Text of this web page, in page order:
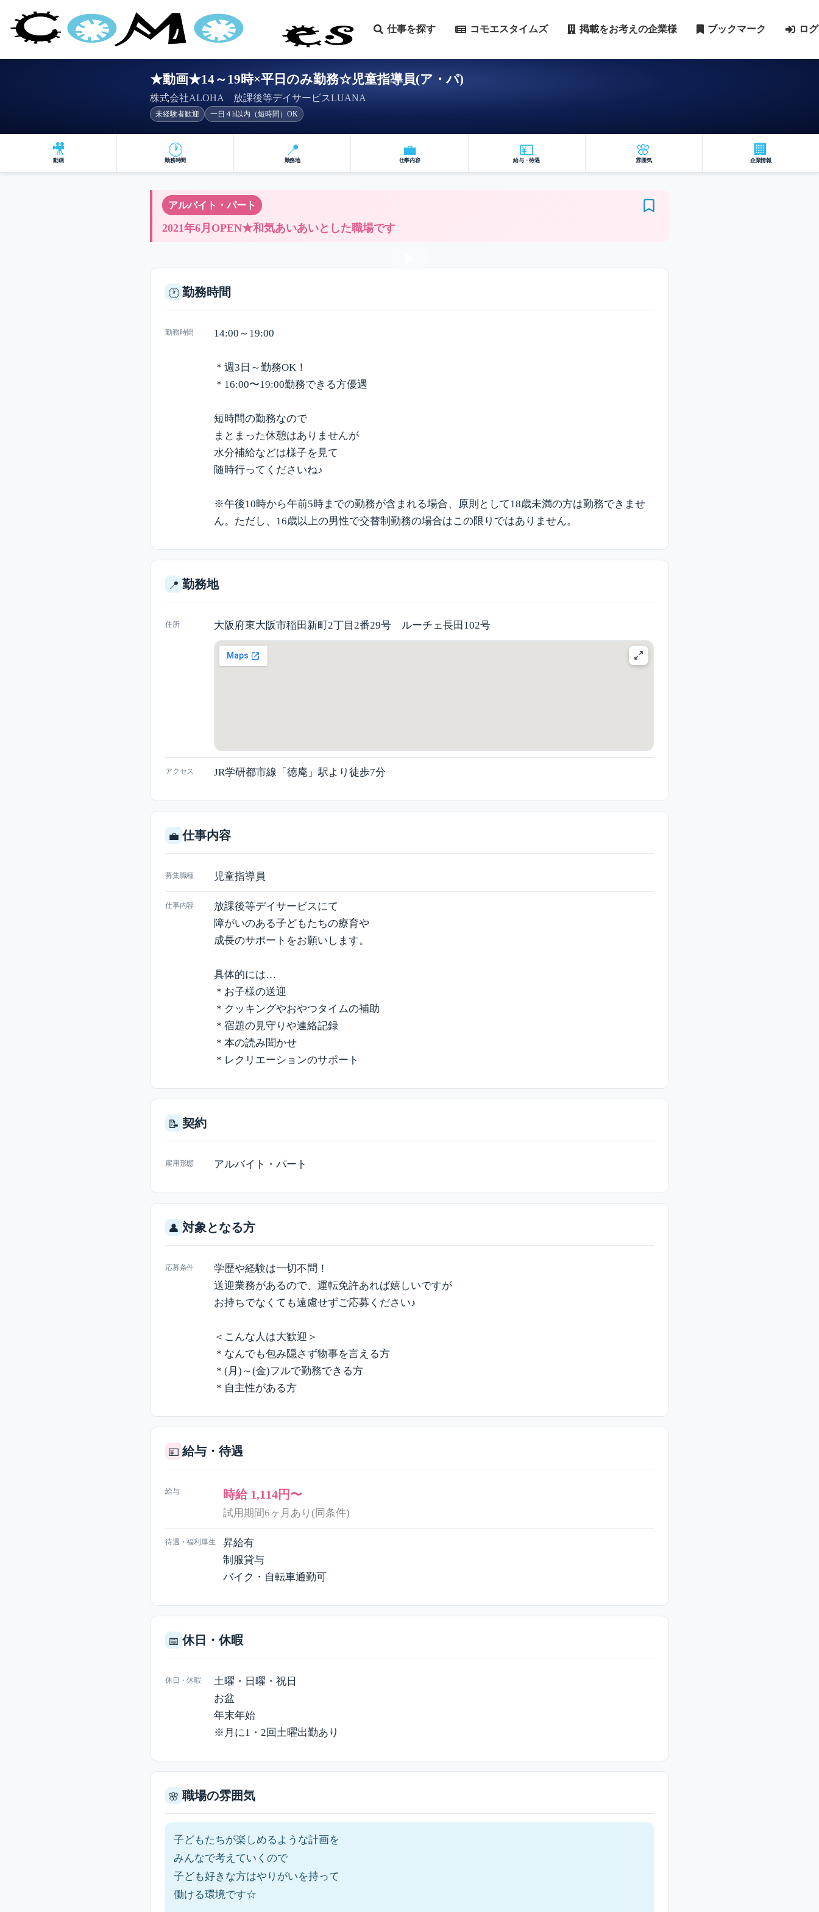
仕事を探す コモエスタイムズ 掲載をお考えの企業様 ブックマーク ロ
★動画★14～19時×平日のみ勤務☆児童指導員(ア・パ)
株式会社ALOHA 放課後等デイサービスLUANA
未経験者歓迎 一日４h以内（短時間）OK
🎥
動画
🕐
勤務時間
📍
勤務地
💼
仕事内容
💴
給与・待遇
🌸
雰囲気
🏢
企業情報
アルバイト・パート
2021年6月OPEN★和気あいあいとした職場です
🕐 勤務時間
勤務時間 14:00～19:00
＊週3日～勤務OK！
＊16:00〜19:00勤務できる方優遇
短時間の勤務なので
まとまった休憩はありませんが
水分補給などは様子を見て
随時行ってくださいね♪
※午後10時から午前5時までの勤務が含まれる場合、原則として18歳未満の方は勤務できませ
ん。ただし、16歳以上の男性で交替制勤務の場合はこの限りではありません。
📍 勤務地
住所 大阪府東大阪市稲田新町2丁目2番29号 ルーチェ長田102号
アクセス JR学研都市線「徳庵」駅より徒歩7分
💼 仕事内容
募集職種 児童指導員
仕事内容
放課後等デイサービスにて
障がいのある子どもたちの療育や
成長のサポートをお願いします。
具体的には…
＊お子様の送迎
＊クッキングやおやつタイムの補助
＊宿題の見守りや連絡記録
＊本の読み聞かせ
＊レクリエーションのサポート
📝 契約
雇用形態 アルバイト・パート
👤 対象となる方
応募条件
学歴や経験は一切不問！
送迎業務があるので、運転免許あれば嬉しいですが
お持ちでなくても遠慮せずご応募ください♪
＜こんな人は大歓迎＞
＊なんでも包み隠さず物事を言える方
＊(月)～(金)フルで勤務できる方
＊自主性がある方
💴 給与・待遇
給与 時給 1,114円〜
試用期間6ヶ月あり(同条件)
待遇・福利厚生
昇給有
制服貸与
バイク・自転車通勤可
📅 休日・休暇
休日・休暇
土曜・日曜・祝日
お盆
年末年始
※月に1・2回土曜出勤あり
🌸 職場の雰囲気
子どもたちが楽しめるような計画を
みんなで考えていくので
子ども好きな方はやりがいを持って
働ける環境です☆